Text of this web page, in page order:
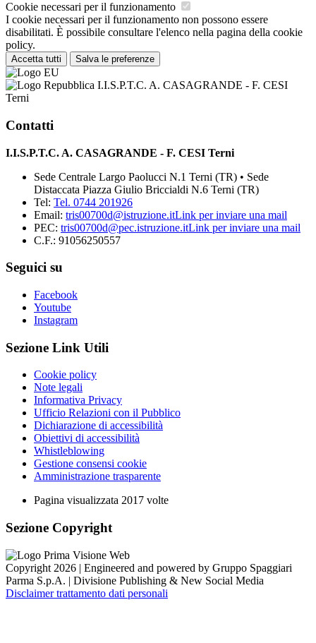
Cookie necessari per il funzionamento
I cookie necessari per il funzionamento non possono essere
disabilitati. È possibile consultare l'elenco nella pagina della cookie
policy.
Accetta tutti Salva le preferenze
I.I.S.P.T.C. A. CASAGRANDE - F. CESI
Terni
Contatti
I.I.S.P.T.C. A. CASAGRANDE - F. CESI Terni
Sede Centrale Largo Paolucci N.1 Terni (TR) • Sede
Distaccata Piazza Giulio Briccialdi N.6 Terni (TR)
Tel: Tel. 0744 201926
Email: tris00700d@istruzione.itLink per inviare una mail
PEC: tris00700d@pec.istruzione.itLink per inviare una mail
C.F.: 91056250557
Seguici su
Facebook
Youtube
Instagram
Sezione Link Utili
Cookie policy
Note legali
Informativa Privacy
Ufficio Relazioni con il Pubblico
Dichiarazione di accessibilità
Obiettivi di accessibilità
Whistleblowing
Gestione consensi cookie
Amministrazione trasparente
Pagina visualizzata 2017 volte
Sezione Copyright
Copyright 2026 | Engineered and powered by Gruppo Spaggiari
Parma S.p.A. | Divisione Publishing & New Social Media
Disclaimer trattamento dati personali